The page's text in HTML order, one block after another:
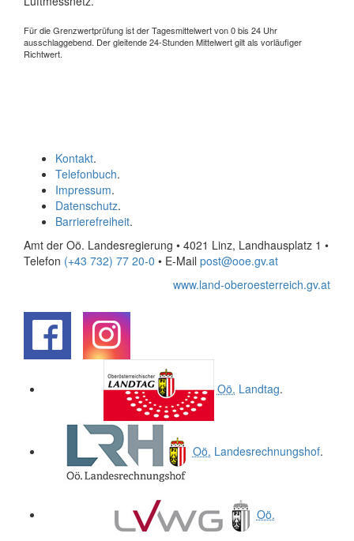
Für die Grenzwertprüfung ist der Tagesmittelwert von 0 bis 24 Uhr
ausschlaggebend. Der gleitende 24-Stunden Mittelwert gilt als vorläufiger
Richtwert.
Kontakt.
Telefonbuch.
Impressum.
Datenschutz.
Barrierefreiheit.
Amt der Oö. Landesregierung • 4021 Linz, Landhausplatz 1 •
Telefon (+43 732) 77 20-0 • E-Mail post@ooe.gv.at
www.land-oberoesterreich.gv.at
Oö. Landtag.
Oö. Landesrechnungshof.
Oö.